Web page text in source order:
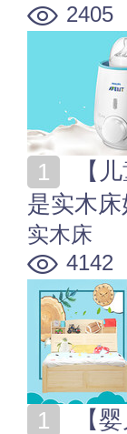
2405
是实木床
实木床
4142